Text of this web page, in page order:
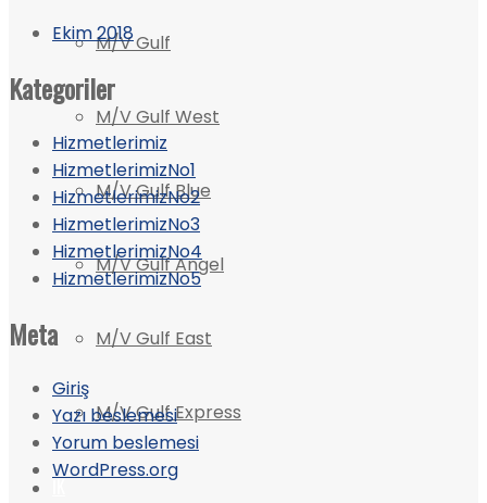
M/V Gulf
M/V Gulf West
M/V Gulf Blue
M/V Gulf Angel
M/V Gulf East
M/V Gulf Express
İK
Ekim 2018
Kategoriler
Hizmetlerimiz
HizmetlerimizNo1
HizmetlerimizNo2
HizmetlerimizNo3
HizmetlerimizNo4
HizmetlerimizNo5
Meta
Giriş
Yazı beslemesi
Yorum beslemesi
WordPress.org